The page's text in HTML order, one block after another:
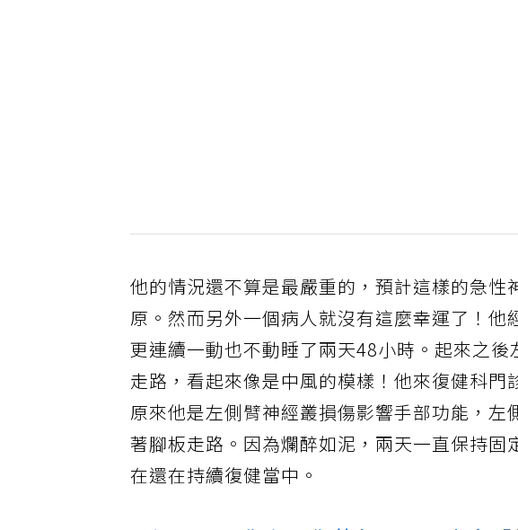
他的情況還不算是最嚴重的，預計這樣的急
原。然而另外一個病人就沒有這麼幸運了！他
更連續一動也不動睡了兩天48小時。起來之
走路，看起來像是中風的模樣！他來復健科門
原來他是左側臂神經叢損傷影響手部功能，
著腳板走路。因為爛醉如泥，兩天一直保持
在還在持續復健當中。